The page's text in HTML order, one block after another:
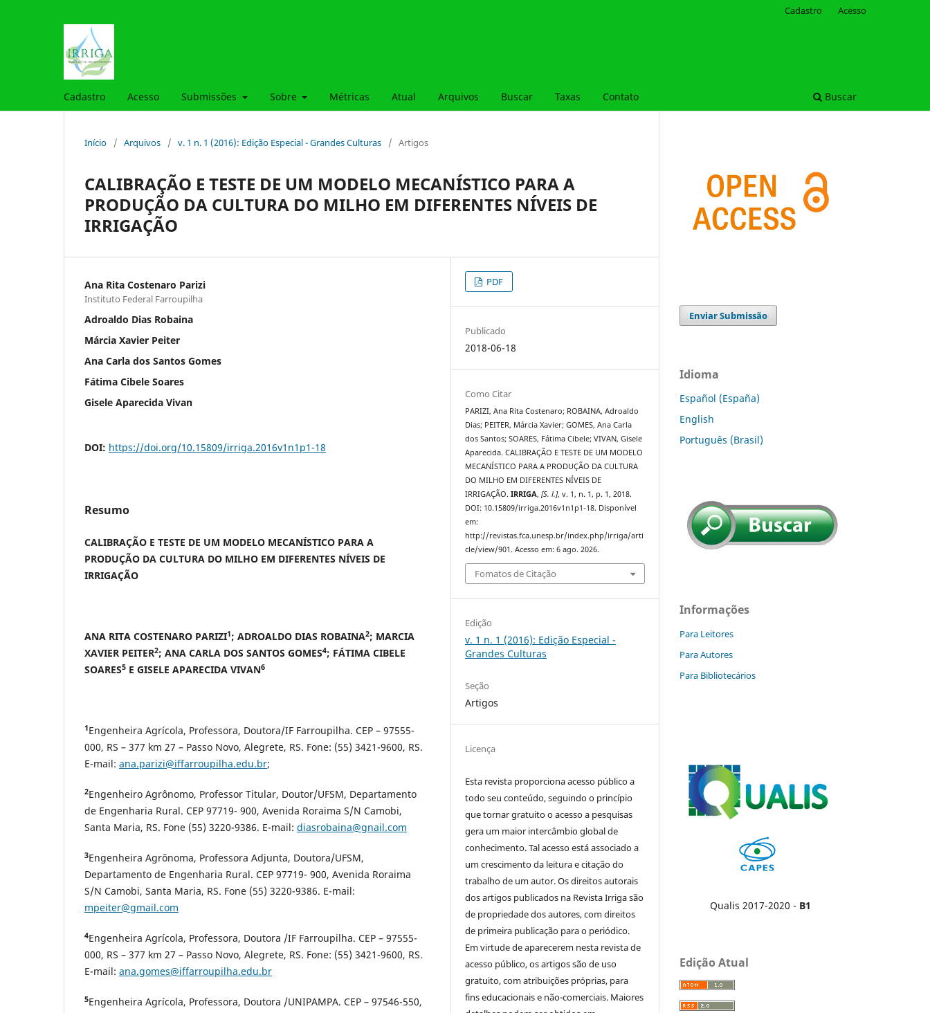
Cadastro Acesso Submissões Sobre Métricas Atual Arquivos Buscar Taxas Contato Buscar
Cadastro Acesso
Início / Arquivos / v. 1 n. 1 (2016): Edição Especial - Grandes Culturas / Artigos
CALIBRAÇÃO E TESTE DE UM MODELO MECANÍSTICO PARA A
PRODUÇÃO DA CULTURA DO MILHO EM DIFERENTES NÍVEIS DE
IRRIGAÇÃO
Ana Rita Costenaro Parizi
Instituto Federal Farroupilha
Adroaldo Dias Robaina
Márcia Xavier Peiter
Ana Carla dos Santos Gomes
Fátima Cibele Soares
Gisele Aparecida Vivan
DOI: https://doi.org/10.15809/irriga.2016v1n1p1-18
Resumo
CALIBRAÇÃO E TESTE DE UM MODELO MECANÍSTICO PARA A
PRODUÇÃO DA CULTURA DO MILHO EM DIFERENTES NÍVEIS DE
IRRIGAÇÃO
ANA RITA COSTENARO PARIZI1; ADROALDO DIAS ROBAINA2; MARCIA
XAVIER PEITER2; ANA CARLA DOS SANTOS GOMES4; FÁTIMA CIBELE
SOARES5 E GISELE APARECIDA VIVAN6
1Engenheira Agrícola, Professora, Doutora/IF Farroupilha. CEP – 97555-
000, RS – 377 km 27 – Passo Novo, Alegrete, RS. Fone: (55) 3421-9600, RS.
E-mail: ana.parizi@iffarroupilha.edu.br;
2Engenheiro Agrônomo, Professor Titular, Doutor/UFSM, Departamento
de Engenharia Rural. CEP 97719- 900, Avenida Roraima S/N Camobi,
Santa Maria, RS. Fone (55) 3220-9386. E-mail: diasrobaina@gnail.com
3Engenheira Agrônoma, Professora Adjunta, Doutora/UFSM,
Departamento de Engenharia Rural. CEP 97719- 900, Avenida Roraima
S/N Camobi, Santa Maria, RS. Fone (55) 3220-9386. E-mail:
mpeiter@gmail.com
4Engenheira Agrícola, Professora, Doutora /IF Farroupilha. CEP – 97555-
000, RS – 377 km 27 – Passo Novo, Alegrete, RS. Fone: (55) 3421-9600, RS.
E-mail: ana.gomes@iffarroupilha.edu.br
5Engenheira Agrícola, Professora, Doutora /UNIPAMPA. CEP – 97546-550,
PDF
Publicado
2018-06-18
Como Citar
PARIZI, Ana Rita Costenaro; ROBAINA, Adroaldo
Dias; PEITER, Márcia Xavier; GOMES, Ana Carla
dos Santos; SOARES, Fátima Cibele; VIVAN, Gisele
Aparecida. CALIBRAÇÃO E TESTE DE UM MODELO
MECANÍSTICO PARA A PRODUÇÃO DA CULTURA
DO MILHO EM DIFERENTES NÍVEIS DE
IRRIGAÇÃO.IRRIGA,[S. l.], v. 1, n. 1, p. 1, 2018.
DOI: 10.15809/irriga.2016v1n1p1-18. Disponível
em:
http://revistas.fca.unesp.br/index.php/irriga/arti
cle/view/901. Acesso em: 6 ago. 2026.
Fomatos de Citação
Edição
v. 1 n. 1 (2016): Edição Especial -
Grandes Culturas
Seção
Artigos
Licença
Esta revista proporciona acesso público a
todo seu conteúdo, seguindo o princípio
que tornar gratuito o acesso a pesquisas
gera um maior intercâmbio global de
conhecimento. Tal acesso está associado a
um crescimento da leitura e citação do
trabalho de um autor. Os direitos autorais
dos artigos publicados na Revista Irriga são
de propriedade dos autores, com direitos
de primeira publicação para o periódico.
Em virtude de aparecerem nesta revista de
acesso público, os artigos são de uso
gratuito, com atribuições próprias, para
fins educacionais e não-comerciais. Maiores
Enviar Submissão
Idioma
Español (España)
English
Português (Brasil)
Informações
Para Leitores
Para Autores
Para Bibliotecários
Qualis 2017-2020 - B1
Edição Atual